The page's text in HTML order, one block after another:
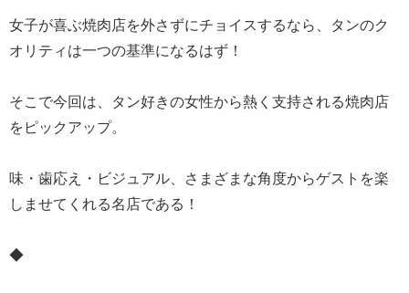
女子が喜ぶ焼肉店を外さずにチョイスするなら、タンのク
オリティは一つの基準になるはず！
そこで今回は、タン好きの女性から熱く支持される焼肉店
をピックアップ。
味・歯応え・ビジュアル、さまざまな角度からゲストを楽
しませてくれる名店である！
◆